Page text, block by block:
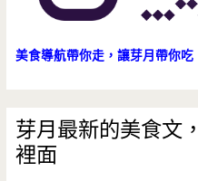
美食導航帶你走，讓芽月帶你吃
芽月最新的美食文
裡面